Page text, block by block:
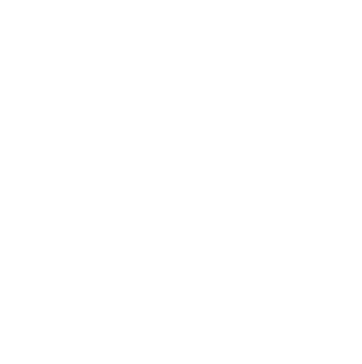
notariellen Kaufvertrages.
Abtretung der Anteile (dinglicher Übergang laut
Anteilskauf beziehungsweise über andere